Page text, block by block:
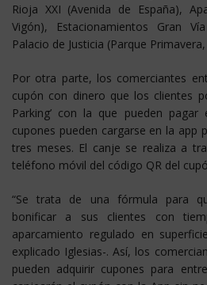
Rioja XXI (Avenida de España),
Vigón), Estacionamientos Gran
Palacio de Justicia (Parque
Por otra parte, los comerciantes
cupón con dinero que los clientes
Parking’ con la que pueden pagar
cupones pueden cargarse en la app
tres meses. El canje se realiza a
teléfono móvil del código QR del
“Se trata de una fórmula para
bonificar a sus clientes con
aparcamiento regulado en
explicado Iglesias-. Así, los
pueden adquirir cupones para